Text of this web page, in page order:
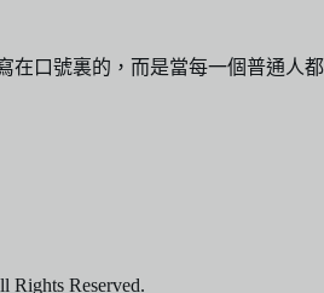
在口號裏的，而是當每一個普通人都
Reserved.